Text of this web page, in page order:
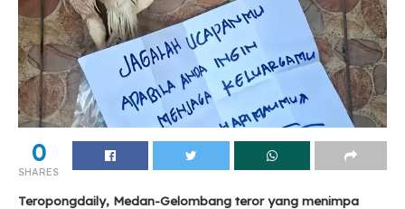
0
SHARES
Teropongdaily, Medan-Gelombang teror yang menimpa